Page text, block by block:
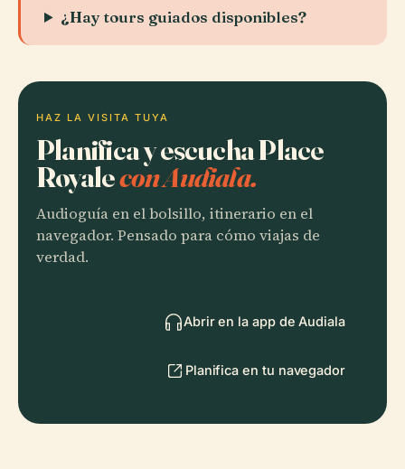
¿Hay tours guiados disponibles?
HAZ LA VISITA TUYA
Planifica y escucha Place
Royalecon Audiala.
Audioguía en el bolsillo, itinerario en el
navegador. Pensado para cómo viajas de
verdad.
Abrir en la app de Audiala
Planifica en tu navegador